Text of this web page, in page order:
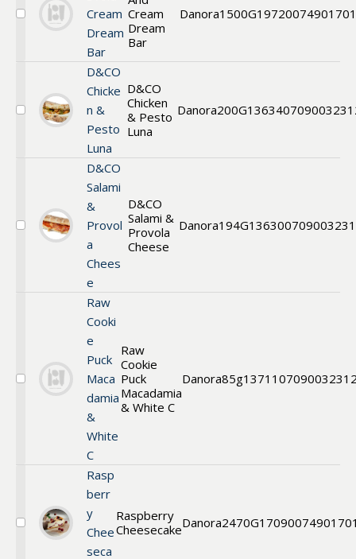
Välj
Cream
Cream
Dream
Bar
Cream
Dream
Bar
Danora1500G1972
Välj
D&CO
Chicke
n &
Pesto
Luna
D&CO
Chicken
& Pesto
Luna
Danora200G13634
Välj
D&CO
Salami
&
Provol
a
Chees
e
D&CO
Salami &
Provola
Cheese
Danora194G13630
Välj
Raw
Cooki
e
Puck
Maca
damia
&
White
C
Raw
Cookie
Puck
Macadamia
& White C
Danora85g13711
Välj
Rasp
berr
y
Chee
seca
Raspberry
CheesecakeDanora2470G1709